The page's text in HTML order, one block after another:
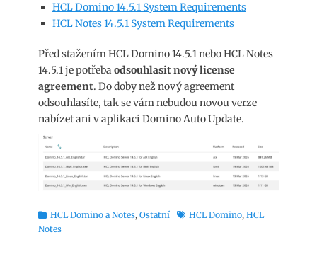
HCL Domino 14.5.1 System Requirements
HCL Notes 14.5.1 System Requirements
Před stažením HCL Domino 14.5.1 nebo HCL Notes
14.5.1 je potřeba odsouhlasit nový license
agreement. Do doby než nový agreement
odsouhlasíte, tak se vám nebudou novou verze
nabízet ani v aplikaci Domino Auto Update.
Rubriky
HCL Domino a Notes, Ostatní ŠtítkyHCL Domino, HCL
Notes